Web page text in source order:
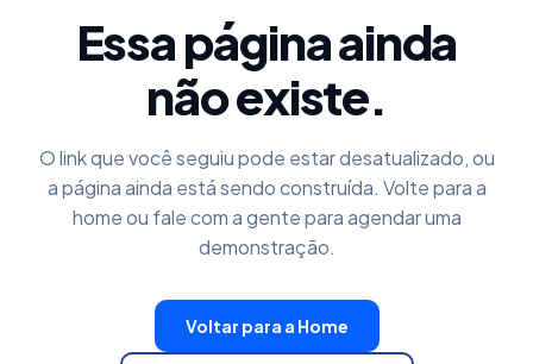
Essa página ainda
não existe.
O link que você seguiu pode estar desatualizado, ou
a página ainda está sendo construída. Volte para a
home ou fale com a gente para agendar uma
demonstração.
Voltar para a Home